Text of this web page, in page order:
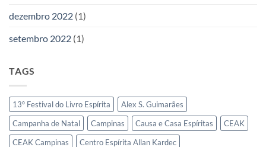
dezembro 2022 (1)
setembro 2022 (1)
TAGS
13º Festival do Livro Espírita
Alex S. Guimarães
Campanha de Natal
Campinas Causa e Casa Espíritas
CEAK
CEAK Campinas
Centro Espírita Allan Kardec